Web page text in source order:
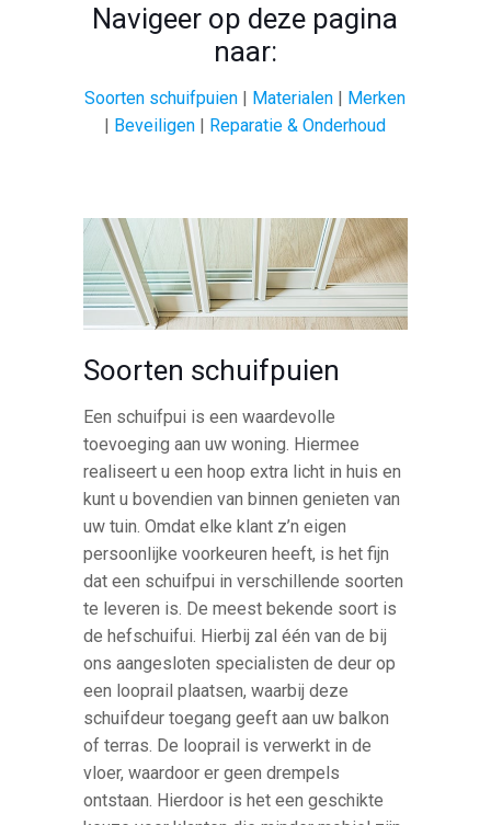
Navigeer op deze pagina
naar:
Soorten schuifpuien | Materialen | Merken
| Beveiligen | Reparatie & Onderhoud
Soorten schuifpuien
Een schuifpui is een waardevolle
toevoeging aan uw woning. Hiermee
realiseert u een hoop extra licht in huis en
kunt u bovendien van binnen genieten van
uw tuin. Omdat elke klant z’n eigen
persoonlijke voorkeuren heeft, is het fijn
dat een schuifpui in verschillende soorten
te leveren is. De meest bekende soort is
de hefschuifui. Hierbij zal één van de bij
ons aangesloten specialisten de deur op
een looprail plaatsen, waarbij deze
schuifdeur toegang geeft aan uw balkon
of terras. De looprail is verwerkt in de
vloer, waardoor er geen drempels
ontstaan. Hierdoor is het een geschikte